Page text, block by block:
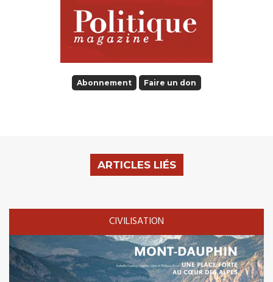
Abonnement Faire un don
ARTICLES LIÉS
CIVILISATION